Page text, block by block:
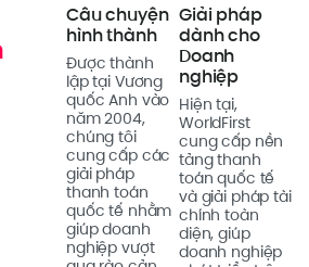
Câu chuyện
hình thành
Được thành
lập tại Vương
quốc Anh vào
năm 2004,
chúng tôi
cung cấp các
giải pháp
thanh toán
quốc tế nhằm
giúp doanh
nghiệp vượt
Giải pháp
dành cho
Doanh
nghiệp
Hiện tại,
WorldFirst
cung cấp nền
tảng thanh
toán quốc tế
và giải pháp tài
chính toàn
diện, giúp
doanh nghiệp